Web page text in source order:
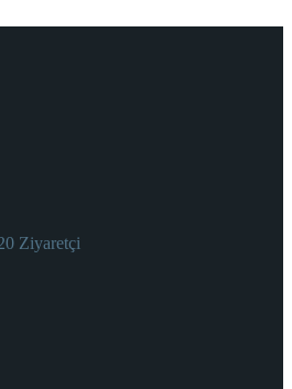
Ziyaretçi